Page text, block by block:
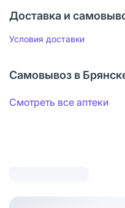
Доставка и
Условия доставки
Самовывоз в
Смотреть все аптеки